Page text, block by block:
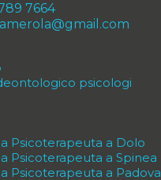
7664
psicologi
Psicoterapeuta a Dolo
Psicoterapeuta a Spinea
Psicoterapeuta a Padova